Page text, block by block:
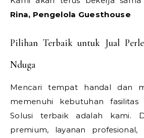
Rina, Pengelola Guesthouse
Pilihan Terbaik untuk Jual
Nduga
Mencari tempat handal dan
memenuhi kebutuhan
Solusi terbaik adalah kami.
premium, layanan